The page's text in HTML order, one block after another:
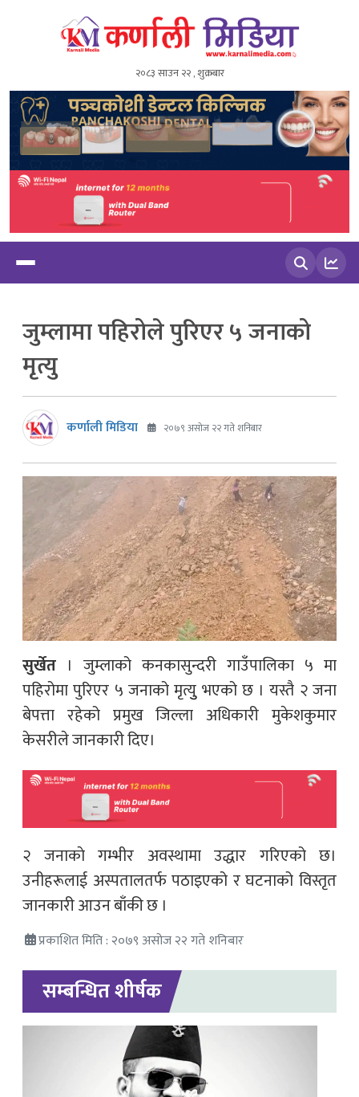
२०८३ साउन २२ , शुक्रबार
जुम्लामा पहिरोले पुरिएर ५ जनाको
मृत्यु
कर्णाली मिडिया २०७९ असोज २२ गते शनिबार
सुर्खेत । जुम्लाको कनकासुन्दरी गाउँपालिका ५ मा
पहिरोमा पुरिएर ५ जनाको मृत्युु भएको छ । यस्तै २ जना
बेपत्ता रहेको प्रमुख जिल्ला अधिकारी मुकेशकुमार
केसरीले जानकारी दिए।
२ जनाकाे गम्भीर अवस्थामा उद्धार गरिएको छ।
उनीहरूलाई अस्पतालतर्फ पठाइएको र घटनाको विस्तृत
जानकारी आउन बाँकी छ ।
प्रकाशित मिति : २०७९ असोज २२ गते शनिबार
सम्बन्धित शीर्षक